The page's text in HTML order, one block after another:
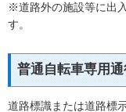
※道路外の施設等に出
す。
普通自転車専用
道路標識または道路標